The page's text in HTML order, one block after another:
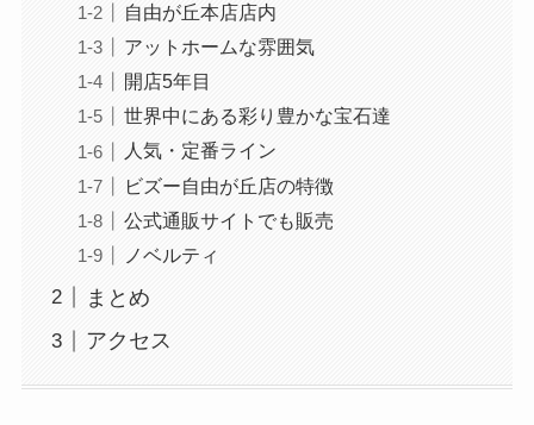
自由が丘本店店内
アットホームな雰囲気
開店5年目
世界中にある彩り豊かな宝石達
人気・定番ライン
ビズー自由が丘店の特徴
公式通販サイトでも販売
ノベルティ
まとめ
アクセス